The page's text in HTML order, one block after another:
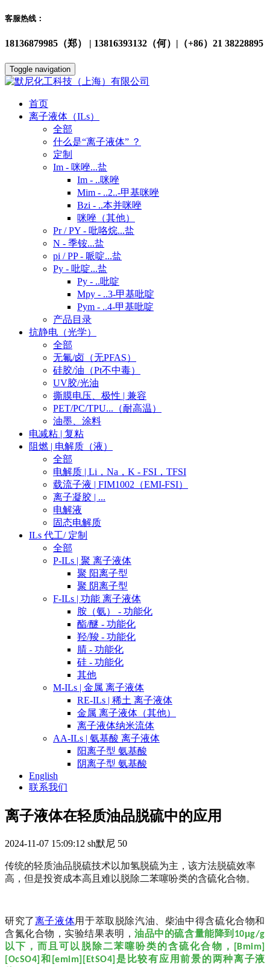
客服热线：
18136879985（郑） | 13816393132（何）|（+86）21 38228895
Toggle navigation
首页
离子液体（ILs）
全部
什么是“离子液体” ？
定制
Im - 咪唑...盐
Im - ..咪唑
Mim - ..2..-甲基咪唑
Bzi - ..本并咪唑
咪唑（其他）
Pr / PY - 吡咯烷...盐
N - 季铵...盐
pi / PP - 哌啶...盐
Py - 吡啶...盐
Py - ..吡啶
Mpy - ..3-甲基吡啶
Pym - ..4-甲基吡啶
产品目录
抗静电（光学）
全部
无氟/卤（无PFAS）
硅胶/油（Pt不中毒）
UV胶/光油
撕膜电压、极性 | 兼容
PET/PC/TPU...（耐高温）
油墨、涂料
电减粘 | 复粘
阻燃 | 电解质（液）
全部
电解质 | Li，Na，K - FSI，TFSI
载流子液 | FIM1002（EMI-FSI）
离子凝胶 | ...
电解液
固态电解质
ILs 代工/ 定制
全部
P-ILs | 聚 离子液体
聚 阳离子型
聚 阴离子型
F-ILs | 功能 离子液体
胺（氨） - 功能化
酯/醚 - 功能化
羟/羧 - 功能化
腈 - 功能化
硅 - 功能化
其他
M-ILs | 金属 离子液体
RE-ILs | 稀土 离子液体
金属 离子液体（其他）
离子液体纳米流体
AA-ILs | 氨基酸 离子液体
阳离子型 氨基酸
阴离子型 氨基酸
English
联系我们
离子液体在轻质油品脱硫中的应用
2024-11-07 15:09:12 sh默尼 50
传统的轻质油品脱硫技术以加氢脱硫为主，该方法脱硫效率
高，但是投资成本高且难以脱除二苯噻吩类的含硫化合物。
研究了离子液体用于萃取脱除汽油、柴油中得含硫化合物和
含氮化合物，实验结果表明，油品中的硫含量能降到 10μg/g
以下，而且可以脱除二苯噻吩类的含硫化合物，
[Bmim]
[OcSO4] 和 [emim][EtSO4] 是比较有应用前景的两种离子液